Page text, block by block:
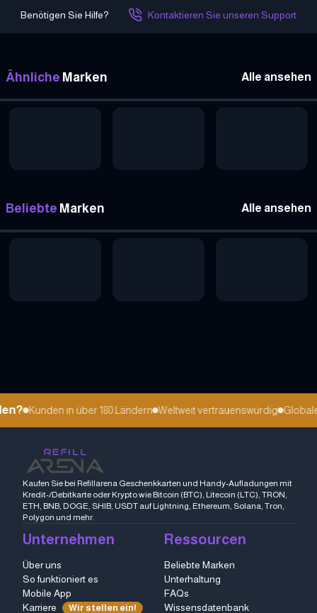
Benötigen Sie Hilfe? Kontaktieren Sie unseren Support
Ähnliche Marken Alle ansehen
Beliebte Marken Alle ansehen
Kunden in über 180 Ländern Weltweit vertrauenswürdig Globale
Kaufen Sie bei Refillarena Geschenkkarten und Handy-Aufladungen mit
Kredit-/Debitkarte oder Krypto wie Bitcoin (BTC), Litecoin (LTC), TRON,
ETH, BNB, DOGE, SHIB, USDT auf Lightning, Ethereum, Solana, Tron,
Polygon und mehr.
Unternehmen
Über uns
So funktioniert es
Mobile App
Karriere
Wir stellen ein!
Ressourcen
Beliebte Marken
Unterhaltung
FAQs
Wissensdatenbank